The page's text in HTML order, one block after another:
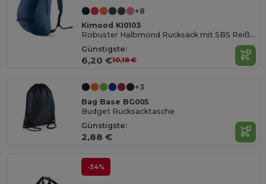
+8
Kimood KI0103
Robuster Halbmond Rucksack mit SBS Reißverschlüssen
Günstigste:
6,20 €10,18 €
+3
Bag Base BG005
Budget Rucksacktasche
Günstigste:
2,88 €
-34%